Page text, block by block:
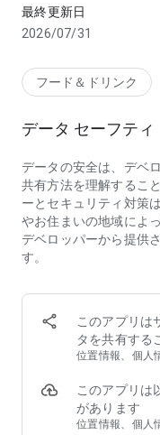
【こんな方におススメ
ュー)】
探している
・家から出たくないの
・夜中に急にがっつり
・ホームパーティーを
・ロケ弁や会議弁当を
・仕事が忙しいのでフ
・行列店は好きだけど
・忙しい中でも美味し
・人気店の料理、おい
◆フードデリバリーア
の理由
①【お得なキャンペー
②【掲載店舗が豊富】
で、加盟店舗は90,000
③【安心して注文でき
最終更新日
2026/07/31
フード＆ドリンク
データ セーフティ
データの安全は、デベ
共有方法を理解するこ
ーとセキュリティ対策
やお住まいの地域によ
デベロッパーから提供
す。
このアプリは
タを共有する
位置情報、個人
このアプリは
があります
位置情報、個人